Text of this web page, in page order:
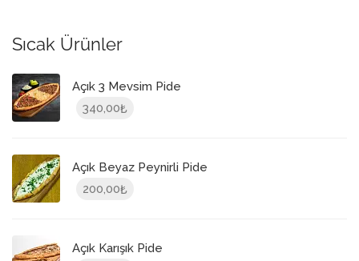
Sıcak Ürünler
Açık 3 Mevsim Pide
340,00₺
Açık Beyaz Peynirli Pide
200,00₺
Açık Karışık Pide